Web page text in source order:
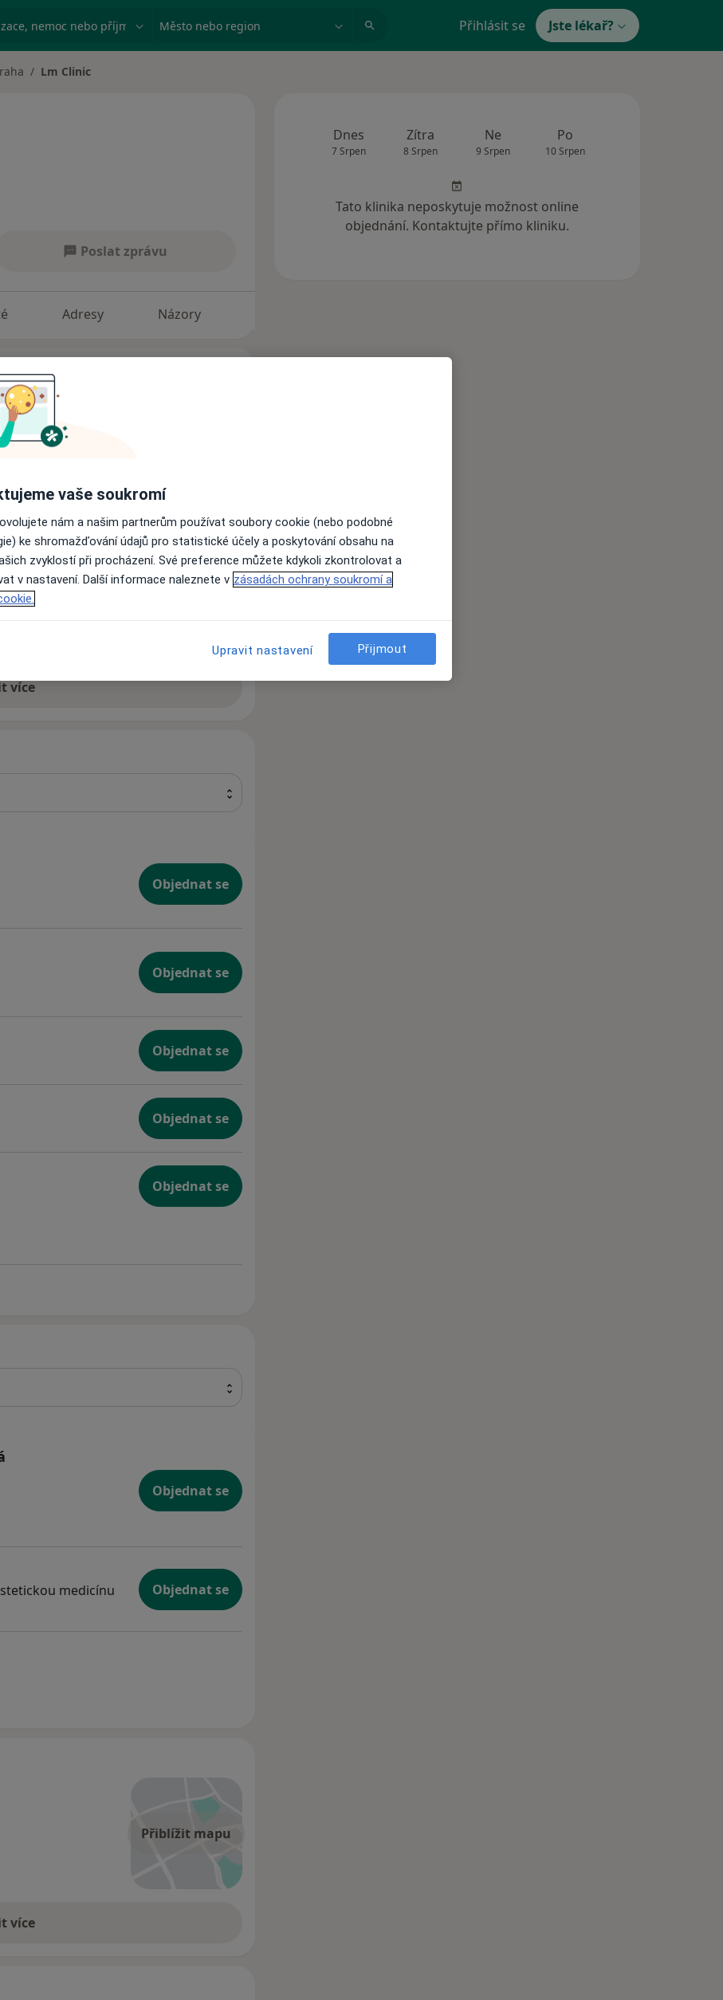
nemoc nebo příjmení Město nebo region Přihlásit se Jste lékař?
města Lm Clinic
Poslat zprávu
Adresy Názory
kde nabízíme diskrétní,
Je naším cílem, abyste u nás našli
na nejvyšší možné úrovni.
je hrazen pacienty. Ceník najdete
!
praktického lékaře,
pojišťovnami.
Zobrazit všechny
Pediatrie
více
Objednat se
Objednat se
Objednat se
Objednat se
Objednat se
Objednat se
medicínu
Objednat se
Přiblížit mapu
více
Dnes
7 Srpen
Zítra
8 Srpen
Ne
9 Srpen
Po
10 Srpen
Tato klinika neposkytuje možnost online
objednání. Kontaktujte přímo kliniku.
vaše soukromí
nám a našim partnerům používat soubory cookie (nebo podobné
ke shromažďování údajů pro statistické účely a poskytování obsahu na
zvyklostí při procházení. Své preference můžete kdykoli zkontrolovat a
v nastavení. Další informace naleznete v zásadách ochrany soukromí a
Upravit nastavení Přijmout